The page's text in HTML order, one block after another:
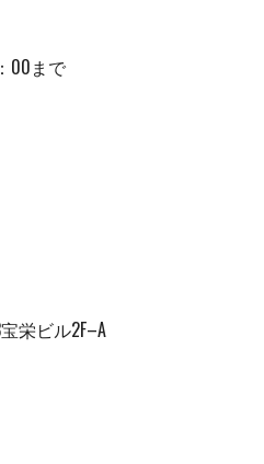
： 00まで
栄ビル2F–A